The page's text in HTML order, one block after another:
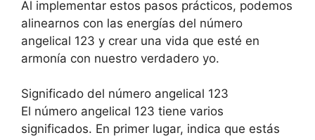
Al implementar estos pasos prácticos, podemos
alinearnos con las energías del número
angelical 123 y crear una vida que esté en
armonía con nuestro verdadero yo.
Significado del número angelical 123
El número angelical 123 tiene varios
significados. En primer lugar, indica que estás